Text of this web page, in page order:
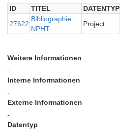
ID
TITEL DATENTYP
27622
Bibliographie
NPHT
Project
Weitere Informationen
-
Interne Informationen
-
Externe Informationen
-
Datentyp